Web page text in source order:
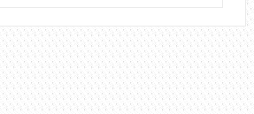
SUA
BATIDA
NO
VIOLÃO